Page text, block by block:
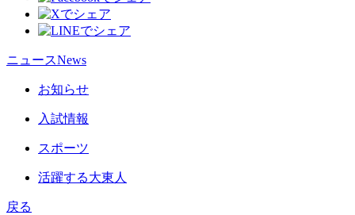
ニュースNews
お知らせ
入試情報
スポーツ
活躍する大東人
戻る